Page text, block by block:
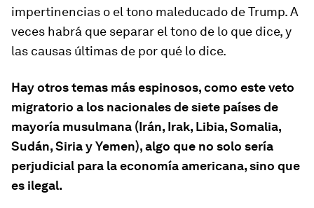
impertinencias o el tono maleducado de Trump. A
veces habrá que separar el tono de lo que dice, y
las causas últimas de por qué lo dice.
Hay otros temas más espinosos, como este veto
migratorio a los nacionales de siete países de
mayoría musulmana (Irán, Irak, Libia, Somalia,
Sudán, Siria y Yemen), algo que no solo sería
perjudicial para la economía americana, sino que
es ilegal.